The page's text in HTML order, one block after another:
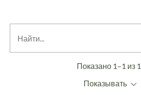
Показано 1–1 из 1
Показывать